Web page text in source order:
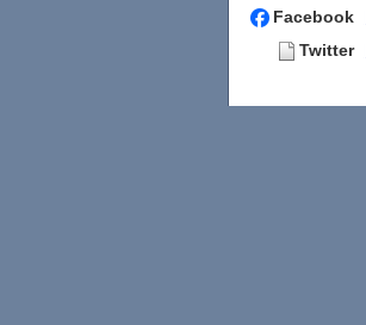
Facebook
Twitter